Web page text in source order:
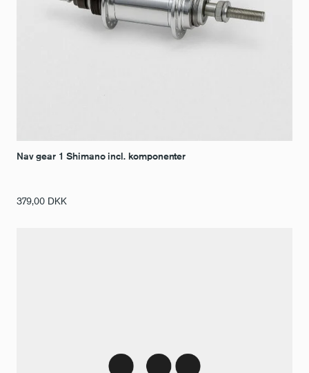
Nav gear 1 Shimano incl. komponenter
379,00 DKK